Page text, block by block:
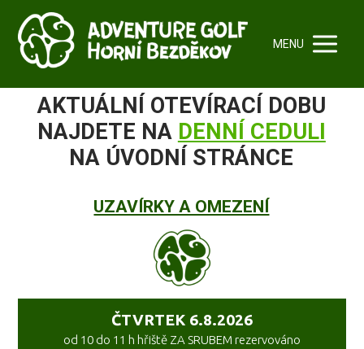
MENU
AKTUÁLNÍ OTEVÍRACÍ DOBU
NAJDETE NA DENNÍ CEDULI
NA ÚVODNÍ STRÁNCE
UZAVÍRKY A OMEZENÍ
ČTVRTEK 6.8.2026
od 10 do 11 h hřiště ZA SRUBEM rezervováno